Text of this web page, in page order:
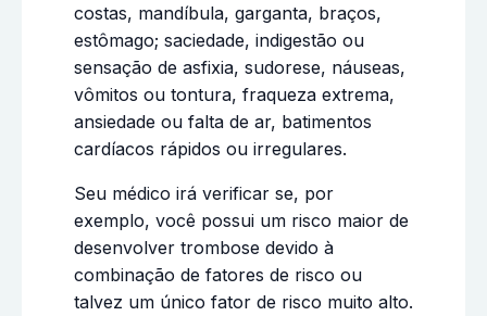
costas, mandíbula, garganta, braços,
estômago; saciedade, indigestão ou
sensação de asfixia, sudorese, náuseas,
vômitos ou tontura, fraqueza extrema,
ansiedade ou falta de ar, batimentos
cardíacos rápidos ou irregulares.
Seu médico irá verificar se, por
exemplo, você possui um risco maior de
desenvolver trombose devido à
combinação de fatores de risco ou
talvez um único fator de risco muito alto.